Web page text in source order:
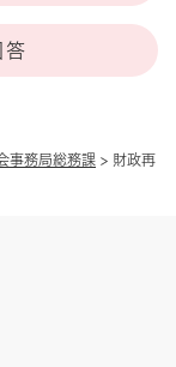
事務局総務課 > 財政再
答